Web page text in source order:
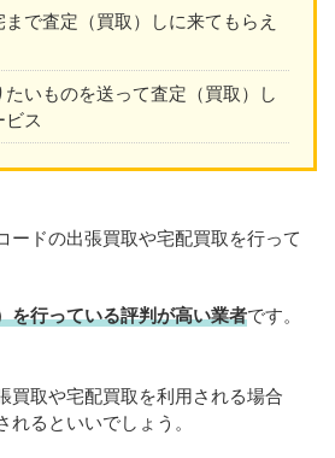
で査定（買取）しに来てもらえ
いものを送って査定（買取）し
ス
ードの出張買取や宅配買取を行って
を行っている評判が高い業者です。
買取や宅配買取を利用される場合
るといいでしょう。